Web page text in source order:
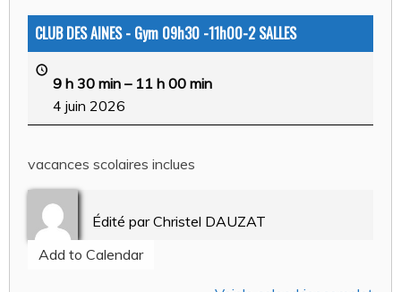
CLUB DES AINES - Gym 09h30 -11h00-2 SALLES
9 h 30 min – 11 h 00 min
4 juin 2026
vacances scolaires inclues
Édité par Christel DAUZAT
Add to Calendar